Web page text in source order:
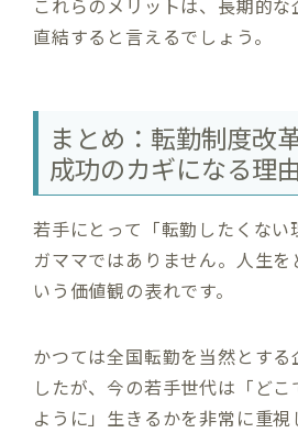
これらのメリットは、長期的
直結すると言えるでしょう。
まとめ：転勤制度改
成功のカギになる理由
若手にとって「転勤したくない
ガママではありません。人生
いう価値観の表れです。
かつては全国転勤を当然とす
したが、今の若手世代は「ど
ように」生きるかを非常に重